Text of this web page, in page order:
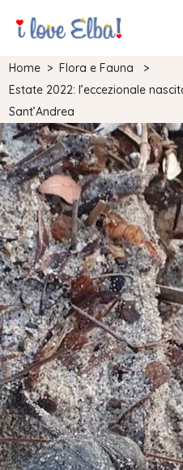
Home >Flora e Fauna
>
Estate 2022: l’eccezionale
Sant’Andrea